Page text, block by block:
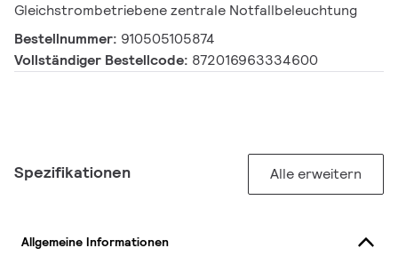
Gleichstrombetriebene zentrale Notfallbeleuchtung
Bestellnummer: 910505105874
Vollständiger Bestellcode: 872016963334600
Spezifikationen Alle erweitern
Allgemeine Informationen